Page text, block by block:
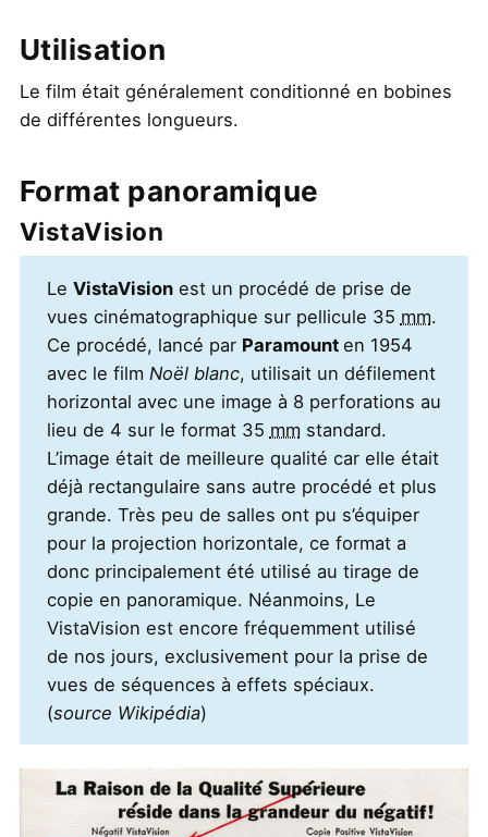
Utilisation
Le film était généralement conditionné en bobines
de différentes longueurs.
Format panoramique
VistaVision
Le VistaVisionest un procédé de prise de
vues cinématographique sur pellicule 35 mm.
Ce procédé, lancé par Paramount en 1954
avec le film Noël blanc, utilisait un défilement
horizontal avec une image à 8 perforations au
lieu de 4 sur le format 35 mmstandard.
L’image était de meilleure qualité car elle était
déjà rectangulaire sans autre procédé et plus
grande. Très peu de salles ont pu s’équiper
pour la projection horizontale, ce format a
donc principalement été utilisé au tirage de
copie en panoramique. Néanmoins, Le
VistaVision est encore fréquemment utilisé
de nos jours, exclusivement pour la prise de
vues de séquences à effets spéciaux.
(source Wikipédia)